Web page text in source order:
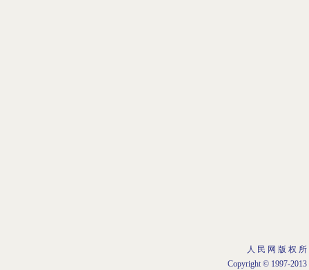
人 民 网 版 权
Copyright © 1997-2013